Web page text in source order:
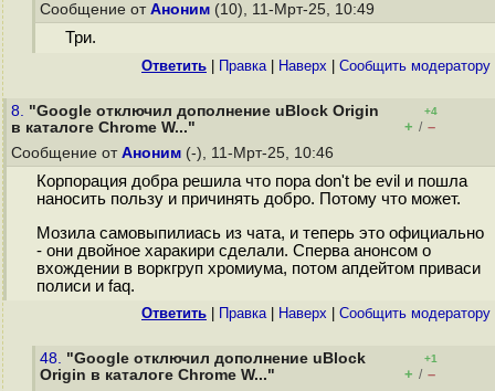
Сообщение от Аноним (10), 11-Мрт-25, 10:49
Три.
Ответить Правка| Наверх Cообщить модератору
8. "Google отключил дополнение uBlock Origin
в каталоге Chrome W..."
+4
+ / –
Сообщение от Аноним (-), 11-Мрт-25, 10:46
Корпорация добра решила что пора don't be evil и пошла
наносить пользу и причинять добро. Потому что может.
Мозила самовыпилиась из чата, и теперь это официально
- они двойное харакири сделали. Сперва анонсом о
вхождении в воркгруп хромиума, потом апдейтом приваси
полиси и faq.
Ответить Правка| Наверх Cообщить модератору
48. "Google отключил дополнение uBlock
Origin в каталоге Chrome W..."
+1
+ / –